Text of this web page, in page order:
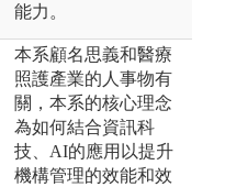
能力。
本系顧名思義和醫療
照護產業的人事物有
關，本系的核心理念
為如何結合資訊科
技、AI的應用以提升
機構管理的效能和效